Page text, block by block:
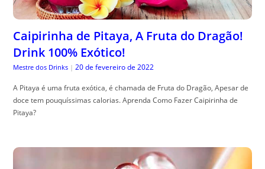
Caipirinha de Pitaya, A Fruta do Dragão!
Drink 100% Exótico!
Mestre dos Drinks | 20 de fevereiro de 2022
A Pitaya é uma fruta exótica, é chamada de Fruta do Dragão, Apesar de
doce tem pouquíssimas calorias. Aprenda Como Fazer Caipirinha de
Pitaya?